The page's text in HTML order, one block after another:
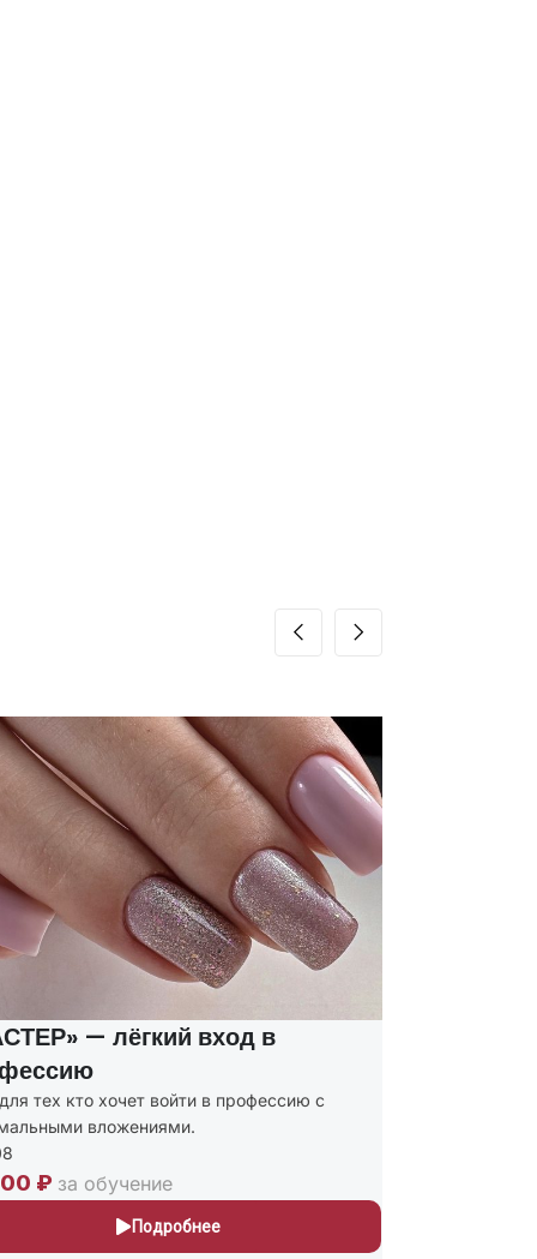
— лёгкий вход в
тех кто хочет войти в профессию с
вложениями.
₽за обучение
Подробнее